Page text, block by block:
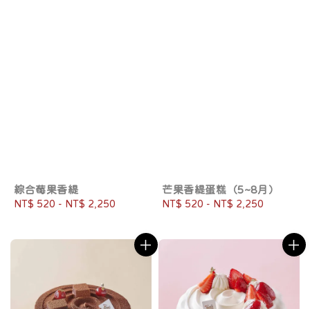
綜合莓果香緹
Regular
NT$ 520 - NT$ 2,250
芒果香緹蛋糕（5~8月）
Regular
NT$ 520 - NT$ 2,250